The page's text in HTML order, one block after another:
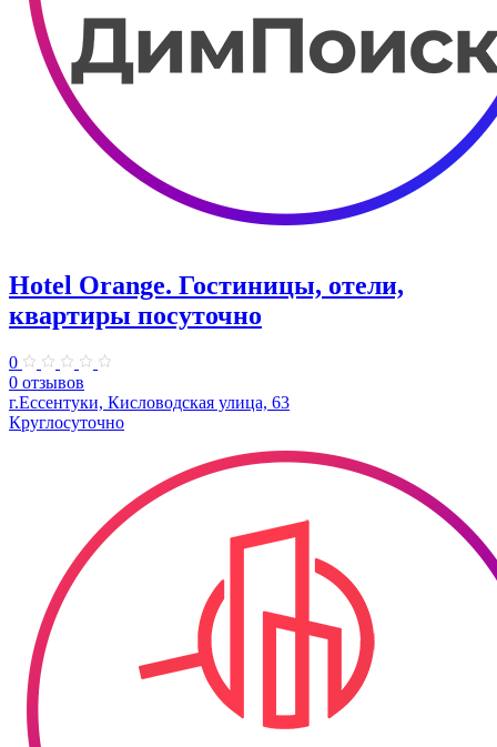
Hotel Orange. Гостиницы, отели,
квартиры посуточно
0
0 отзывов
г.Ессентуки, Кисловодская улица, 63
Круглосуточно